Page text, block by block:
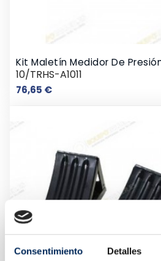
Consentimiento Detalles
Kit Maletín Medidor De
10/TRHS-A1011
76,65 €Precio